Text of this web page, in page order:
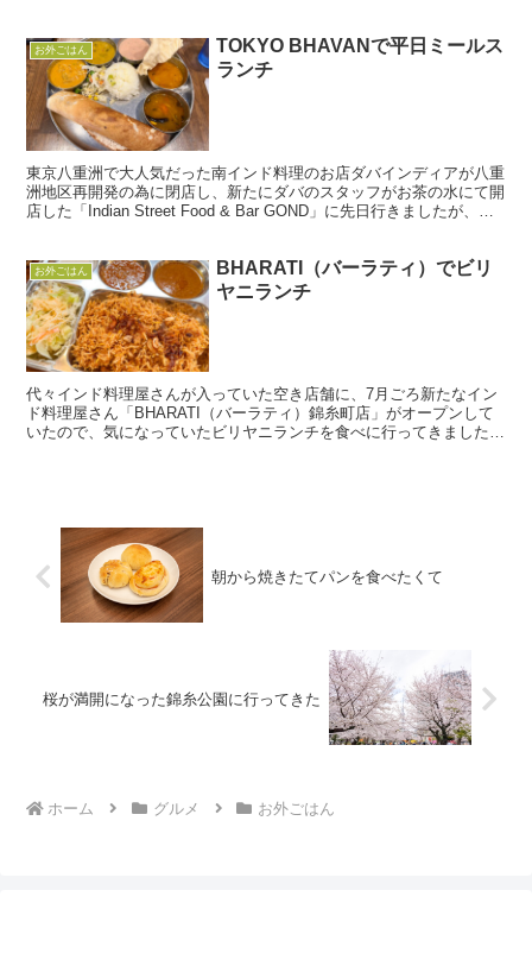
お外ごはん
TOKYO BHAVANで平日ミールス
ランチ
東京八重洲で大人気だった南インド料理のお店ダバインディアが八重
洲地区再開発の為に閉店し、新たにダバのスタッフがお茶の水にて開
店した「Indian Street Food & Bar GOND」に先日行きましたが、今
お外ごはん
BHARATI（バーラティ）でビリ
ヤニランチ
代々インド料理屋さんが入っていた空き店舗に、7月ごろ新たなイン
ド料理屋さん「BHARATI（バーラティ）錦糸町店」がオープンして
いたので、気になっていたビリヤニランチを食べに行ってきました。
朝から焼きたてパンを食べたくて
桜が満開になった錦糸公園に行ってきた
ホーム グルメ お外ごはん